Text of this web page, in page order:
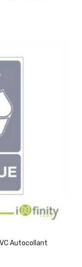
Autocollant